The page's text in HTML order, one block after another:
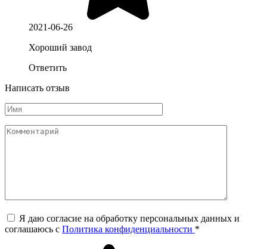
2021-06-26
Хороший завод
Ответить
Написать отзыв
Я даю согласие на обработку персональных данных и
соглашаюсь c Политика конфиденциальности *